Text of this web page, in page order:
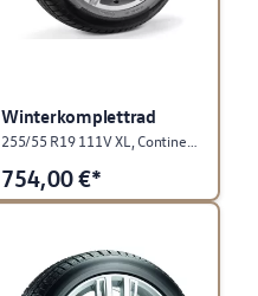
Winterkomplettrad
255/55 R19 111V XL, Continental WinterContact TS 870 P, "Sebring", Grau Metallic, rechts
754,00€*